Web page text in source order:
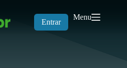
Entrar
Menu